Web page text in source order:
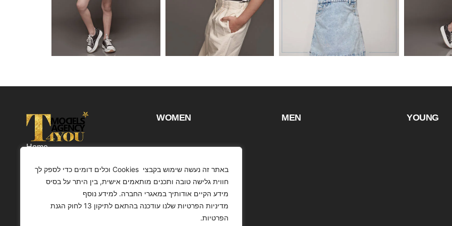
באתר זה נעשה שימוש בקבצי Cookies וכלים דומים כדי לספק לך
חווית גלישה טובה ותכנים מותאמים אישית, בין היתר על בסיס
מידע הקיים אודותיך במאגרי החברה. למידע נוסף
מדיניות הפרטיות שלנו עודכנה בהתאם לתיקון 13 לחוק הגנת
הפרטיות.
Home
Customers
Contact
WOMEN MEN YOUNG